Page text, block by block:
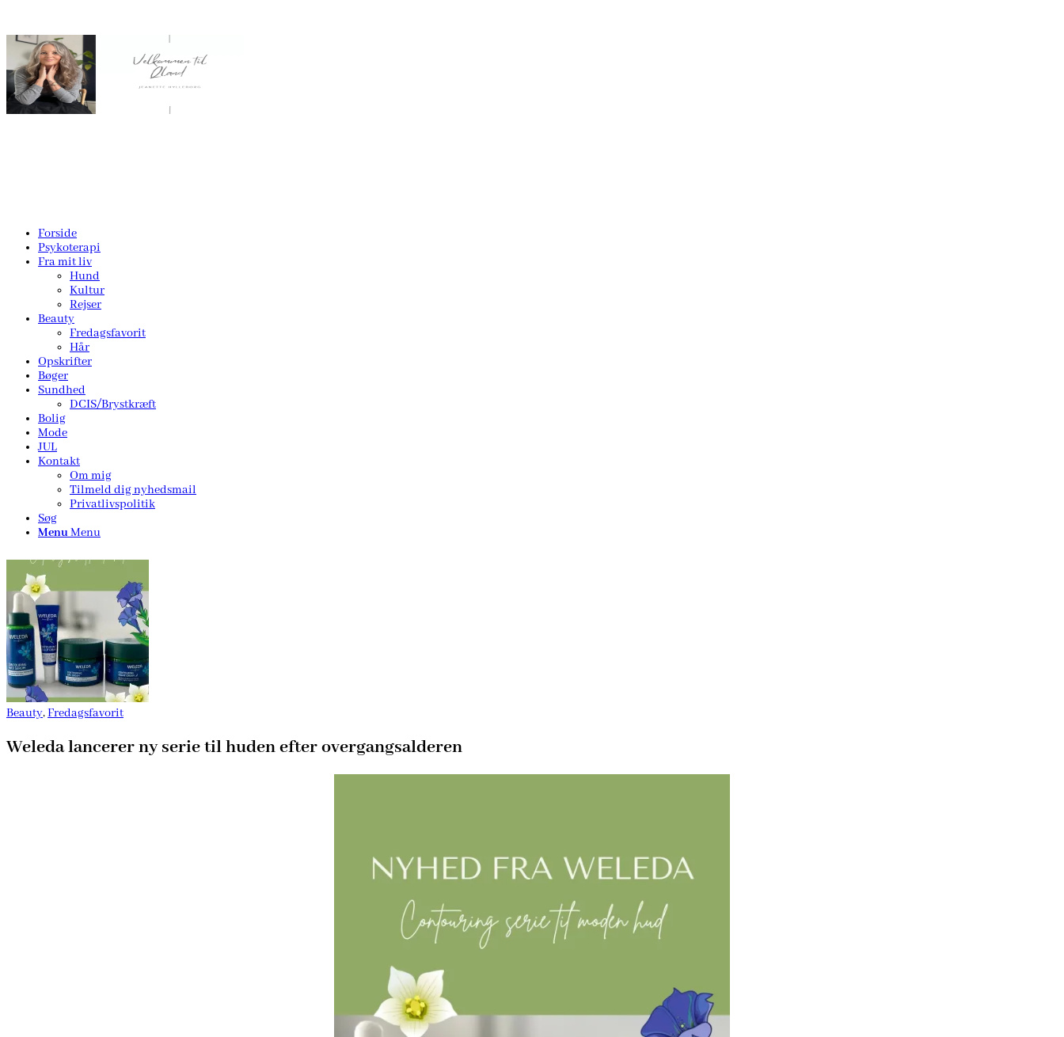
Forside
Psykoterapi
Fra mit liv
Hund
Kultur
Rejser
Beauty
Fredagsfavorit
Hår
Opskrifter
Bøger
Sundhed
DCIS/Brystkræft
Bolig
Mode
JUL
Kontakt
Om mig
Tilmeld dig nyhedsmail
Privatlivspolitik
Søg
MenuMenu
Beauty,Fredagsfavorit
Weleda lancerer ny serie til huden efter overgangsalderen